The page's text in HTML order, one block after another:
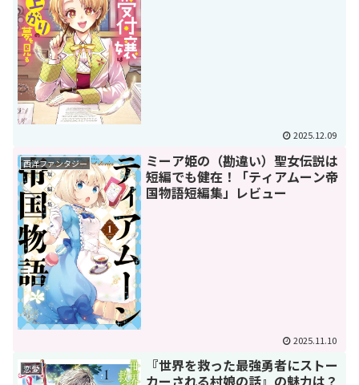
2025.12.09
西洋ファンタジー
ミーア姫の（勘違い）聖女伝説は
短編でも健在！「ティアムーン帝
国物語短編集」レビュー
2025.11.10
恋愛
『世界を救った最強勇者にストー
カーされる村娘の話』の魅力は？